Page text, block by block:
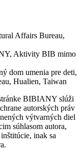
Affairs Bureau,
Aktivity BIB mimo
dom umenia pre deti,
Hualien, Taiwan
BIBIANY slúži
autorských práv
výtvarných diel
súhlasom autora,
inak sa